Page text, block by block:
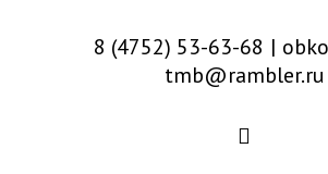
8 (4752) 53-63-68 |
tmb@rambler.ru